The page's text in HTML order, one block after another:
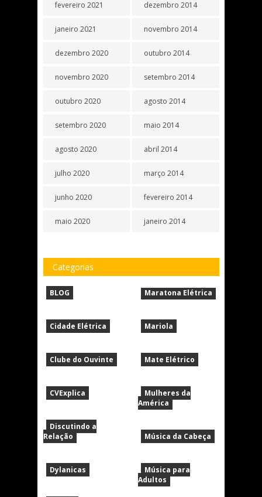
fevereiro 2021
janeiro 2021
dezembro 2020
novembro 2020
outubro 2020
setembro 2020
agosto 2020
julho 2020
junho 2020
maio 2020
dezembro 2014
novembro 2014
outubro 2014
setembro 2014
agosto 2014
maio 2014
abril 2014
março 2014
fevereiro 2014
janeiro 2014
Categorias
BLOG
Cidade Elétrica
Clube do Ouvinte
CVExplica
Discutindo a
Relação
Dylanicas
Maratona Elétrica
Mariola
Mate Elétrico
Mulheres da
América
Música da Cabeça
Música para
Adultos